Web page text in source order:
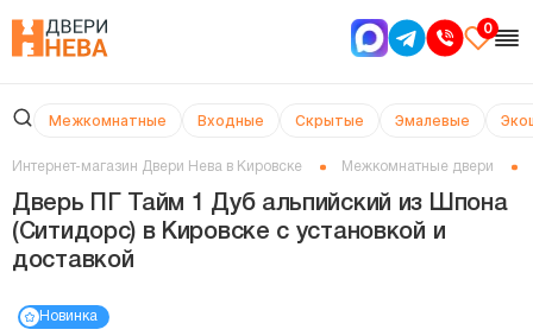
0
Межкомнатные Входные Скрытые Эмалевые
Интернет-магазин Двери Нева в Кировске Межкомнатные двери
Дверь ПГ Тайм 1 Дуб альпийский из Шпона
(Ситидорс) в Кировске с установкой и
доставкой
Новинка